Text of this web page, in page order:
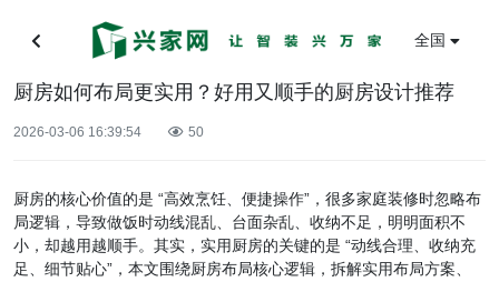
全国
厨房如何布局更实用？好用又顺手的厨房设计推荐
2026-03-06 16:39:54 50
厨房的核心价值的是 “高效烹饪、便捷操作”，很多家庭装修时忽略布
局逻辑，导致做饭时动线混乱、台面杂乱、收纳不足，明明面积不
小，却越用越顺手。其实，实用厨房的关键的是 “动线合理、收纳充
足、细节贴心”，本文围绕厨房布局核心逻辑，拆解实用布局方案、